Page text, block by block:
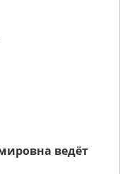
ведёт